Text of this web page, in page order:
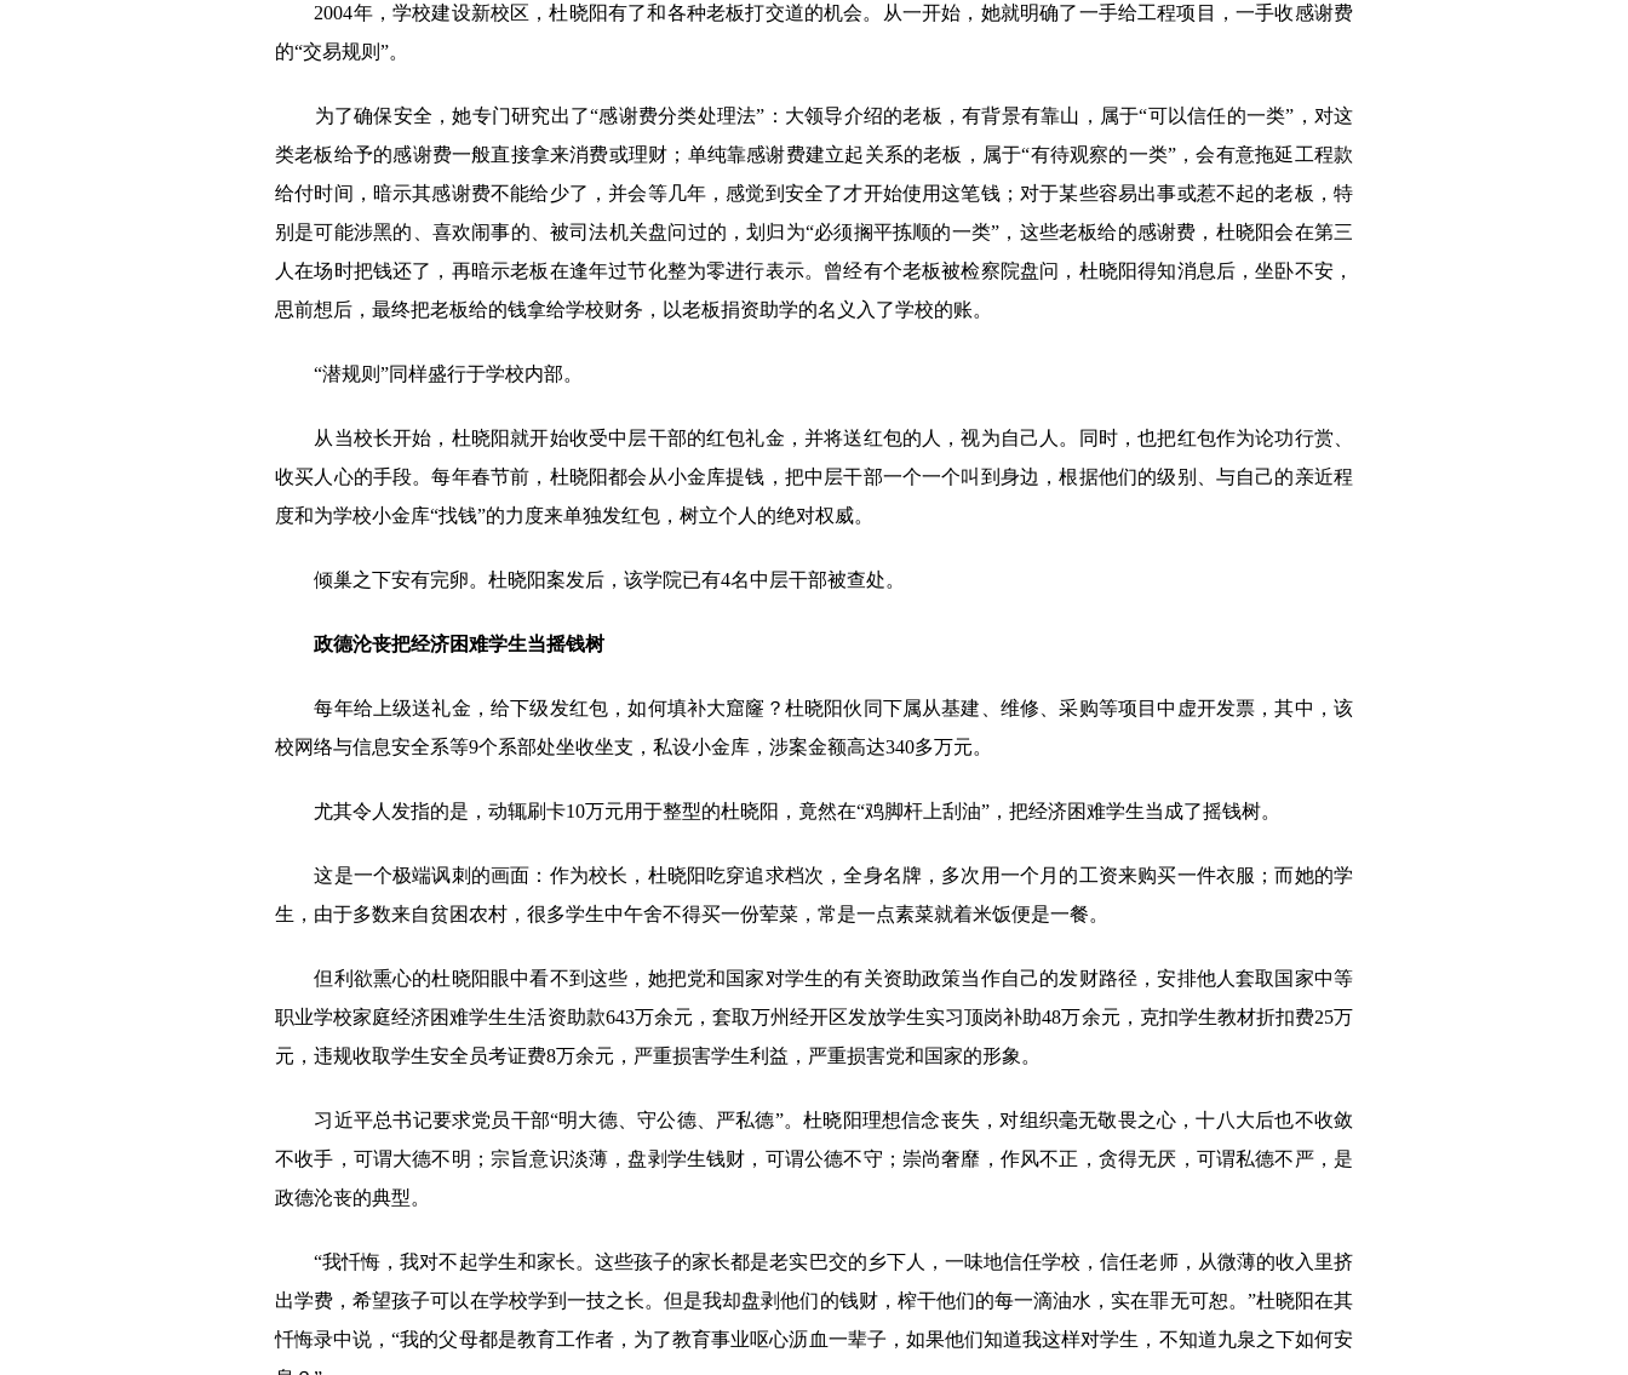
2004年，学校建设新校区，杜晓阳有了和各种老板打交道的机会。从一开始，她就明确了一手给工程项目，一手收感谢费
的“交易规则”。
为了确保安全，她专门研究出了“感谢费分类处理法”：大领导介绍的老板，有背景有靠山，属于“可以信任的一类”，对这
类老板给予的感谢费一般直接拿来消费或理财；单纯靠感谢费建立起关系的老板，属于“有待观察的一类”，会有意拖延工程款
给付时间，暗示其感谢费不能给少了，并会等几年，感觉到安全了才开始使用这笔钱；对于某些容易出事或惹不起的老板，特
别是可能涉黑的、喜欢闹事的、被司法机关盘问过的，划归为“必须搁平拣顺的一类”，这些老板给的感谢费，杜晓阳会在第三
人在场时把钱还了，再暗示老板在逢年过节化整为零进行表示。曾经有个老板被检察院盘问，杜晓阳得知消息后，坐卧不安，
思前想后，最终把老板给的钱拿给学校财务，以老板捐资助学的名义入了学校的账。
“潜规则”同样盛行于学校内部。
从当校长开始，杜晓阳就开始收受中层干部的红包礼金，并将送红包的人，视为自己人。同时，也把红包作为论功行赏、
收买人心的手段。每年春节前，杜晓阳都会从小金库提钱，把中层干部一个一个叫到身边，根据他们的级别、与自己的亲近程
度和为学校小金库“找钱”的力度来单独发红包，树立个人的绝对权威。
倾巢之下安有完卵。杜晓阳案发后，该学院已有4名中层干部被查处。
政德沦丧把经济困难学生当摇钱树
每年给上级送礼金，给下级发红包，如何填补大窟窿？杜晓阳伙同下属从基建、维修、采购等项目中虚开发票，其中，该
校网络与信息安全系等9个系部处坐收坐支，私设小金库，涉案金额高达340多万元。
尤其令人发指的是，动辄刷卡10万元用于整型的杜晓阳，竟然在“鸡脚杆上刮油”，把经济困难学生当成了摇钱树。
这是一个极端讽刺的画面：作为校长，杜晓阳吃穿追求档次，全身名牌，多次用一个月的工资来购买一件衣服；而她的学
生，由于多数来自贫困农村，很多学生中午舍不得买一份荤菜，常是一点素菜就着米饭便是一餐。
但利欲熏心的杜晓阳眼中看不到这些，她把党和国家对学生的有关资助政策当作自己的发财路径，安排他人套取国家中等
职业学校家庭经济困难学生生活资助款643万余元，套取万州经开区发放学生实习顶岗补助48万余元，克扣学生教材折扣费25万
元，违规收取学生安全员考证费8万余元，严重损害学生利益，严重损害党和国家的形象。
习近平总书记要求党员干部“明大德、守公德、严私德”。杜晓阳理想信念丧失，对组织毫无敬畏之心，十八大后也不收敛
不收手，可谓大德不明；宗旨意识淡薄，盘剥学生钱财，可谓公德不守；崇尚奢靡，作风不正，贪得无厌，可谓私德不严，是
政德沦丧的典型。
“我忏悔，我对不起学生和家长。这些孩子的家长都是老实巴交的乡下人，一味地信任学校，信任老师，从微薄的收入里挤
出学费，希望孩子可以在学校学到一技之长。但是我却盘剥他们的钱财，榨干他们的每一滴油水，实在罪无可恕。”杜晓阳在其
忏悔录中说，“我的父母都是教育工作者，为了教育事业呕心沥血一辈子，如果他们知道我这样对学生，不知道九泉之下如何安